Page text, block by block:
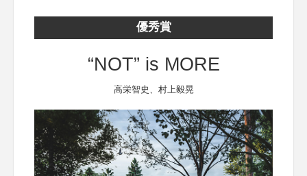
優秀賞
“NOT” is MORE
高栄智史、村上毅晃